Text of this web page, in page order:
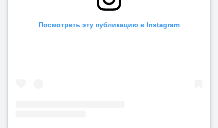
Посмотреть эту публикацию в Instagram